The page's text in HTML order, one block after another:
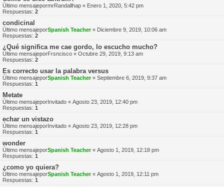
Último mensajepormrRandallhap « Enero 1, 2020, 5:42 pm
Respuestas: 2
condicinal
Último mensajeporSpanish Teacher« Diciembre 9, 2019, 10:06 am
Respuestas: 2
¿Qué significa me cae gordo, lo escucho mucho?
Último mensajeporFrsncisco « Octubre 29, 2019, 9:13 am
Respuestas: 2
Es correcto usar la palabra versus
Último mensajeporSpanish Teacher« Septiembre 6, 2019, 9:37 am
Respuestas: 1
Metate
Último mensajeporInvitado « Agosto 23, 2019, 12:40 pm
Respuestas: 1
echar un vistazo
Último mensajeporInvitado « Agosto 23, 2019, 12:28 pm
Respuestas: 1
wonder
Último mensajeporSpanish Teacher« Agosto 1, 2019, 12:18 pm
Respuestas: 1
¿como yo quiera?
Último mensajeporSpanish Teacher« Agosto 1, 2019, 12:11 pm
Respuestas: 1